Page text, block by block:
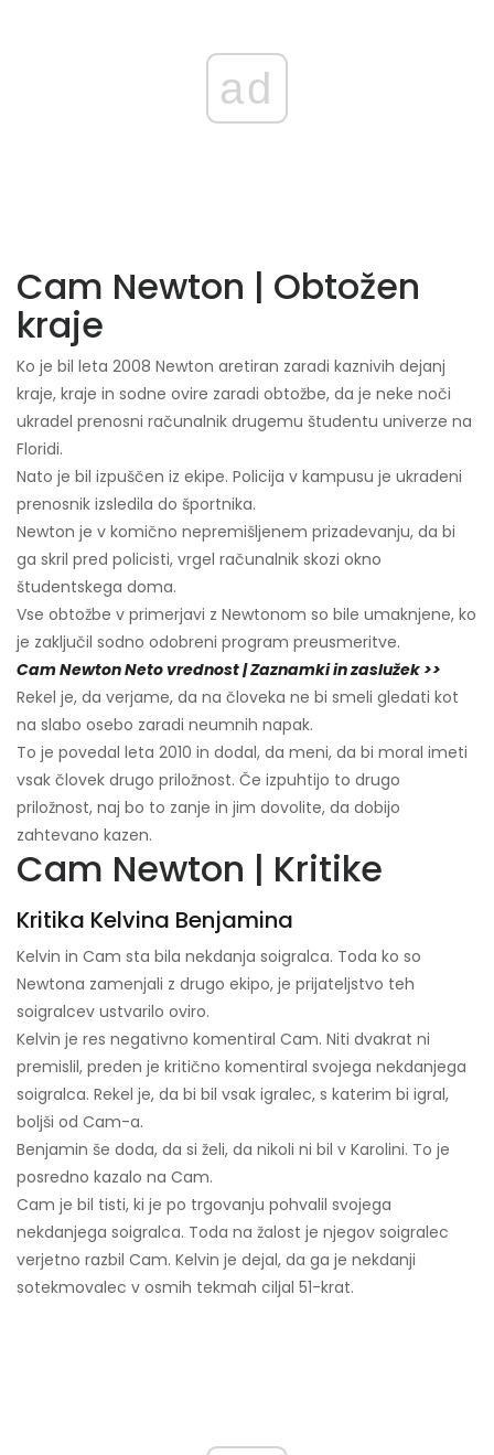
ad
Cam Newton | Obtožen
kraje
Ko je bil leta 2008 Newton aretiran zaradi kaznivih dejanj
kraje, kraje in sodne ovire zaradi obtožbe, da je neke noči
ukradel prenosni računalnik drugemu študentu univerze na
Floridi.
Nato je bil izpuščen iz ekipe. Policija v kampusu je ukradeni
prenosnik izsledila do športnika.
Newton je v komično nepremišljenem prizadevanju, da bi
ga skril pred policisti, vrgel računalnik skozi okno
študentskega doma.
Vse obtožbe v primerjavi z Newtonom so bile umaknjene, ko
je zaključil sodno odobreni program preusmeritve.
Cam Newton Neto vrednost | Zaznamki in zaslužek >>
Rekel je, da verjame, da na človeka ne bi smeli gledati kot
na slabo osebo zaradi neumnih napak.
To je povedal leta 2010 in dodal, da meni, da bi moral imeti
vsak človek drugo priložnost. Če izpuhtijo to drugo
priložnost, naj bo to zanje in jim dovolite, da dobijo
zahtevano kazen.
Cam Newton | Kritike
Kritika Kelvina Benjamina
Kelvin in Cam sta bila nekdanja soigralca. Toda ko so
Newtona zamenjali z drugo ekipo, je prijateljstvo teh
soigralcev ustvarilo oviro.
Kelvin je res negativno komentiral Cam. Niti dvakrat ni
premislil, preden je kritično komentiral svojega nekdanjega
soigralca. Rekel je, da bi bil vsak igralec, s katerim bi igral,
boljši od Cam-a.
Benjamin še doda, da si želi, da nikoli ni bil v Karolini. To je
posredno kazalo na Cam.
Cam je bil tisti, ki je po trgovanju pohvalil svojega
nekdanjega soigralca. Toda na žalost je njegov soigralec
verjetno razbil Cam. Kelvin je dejal, da ga je nekdanji
sotekmovalec v osmih tekmah ciljal 51-krat.